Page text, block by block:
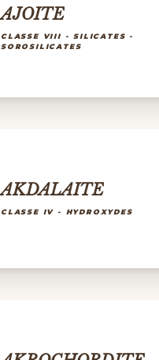
AJOITE
CLASSE VIII - SILICATES -
SOROSILICATES
AKDALAITE
CLASSE IV - HYDROXYDES